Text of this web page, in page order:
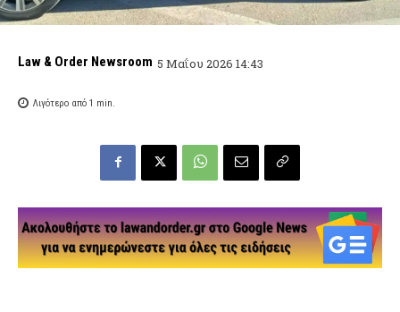
Law & Order Newsroom 5 Μαΐου 2026 14:43
Λιγότερο από 1 min.